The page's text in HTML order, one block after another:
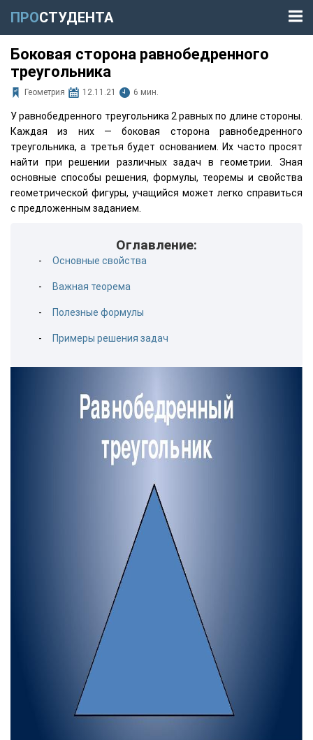
ПРОСТУДЕНТА
Боковая сторона равнобедренного
треугольника
Геометрия 12.11.21 6 мин.
У равнобедренного треугольника 2 равных по длине стороны.
Каждая из них — боковая сторона равнобедренного
треугольника, а третья будет основанием. Их часто просят
найти при решении различных задач в геометрии. Зная
основные способы решения, формулы, теоремы и свойства
геометрической фигуры, учащийся может легко справиться
с предложенным заданием.
Оглавление:
Основные свойства
Важная теорема
Полезные формулы
Примеры решения задач